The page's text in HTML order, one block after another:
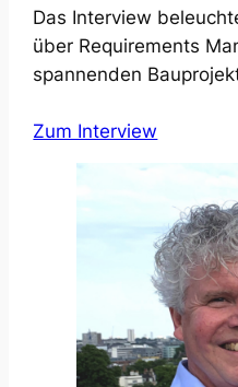
Das Interview
über Requirements
spannenden
Zum Interview